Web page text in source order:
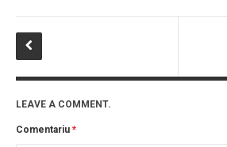
LEAVE A COMMENT.
Comentariu *